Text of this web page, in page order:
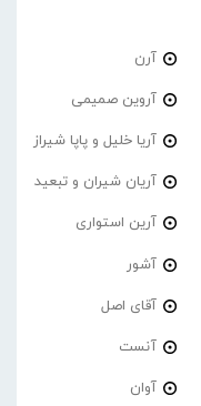
آرن
آروین صمیمی
آریا خلیل و پاپا شیراز
آریان شیران و تبعید
آرین استواری
آشور
آقای اصل
آنست
آوان